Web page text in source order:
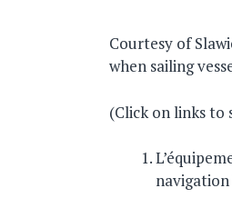
Courtesy of
when sailing
(Click on links to